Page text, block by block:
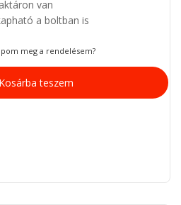
van
a boltban is
meg a rendelésem?
Kosárba teszem